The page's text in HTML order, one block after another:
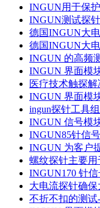
INGUN用于保
INGUN测试探
德国INGUN大
德国INGUN大
INGUN 的高频
INGUN 界面模
医疗技术触探
INGUN 界面模
ingun探针工具
INGUN 信号模
INGUN85针信
INGUN 为客户
螺纹探针主要
INGUN170 针
大电流探针确
不折不扣的测